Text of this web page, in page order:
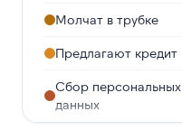
Молчат в трубке
Предлагают кредит
Сбор персональных
данных